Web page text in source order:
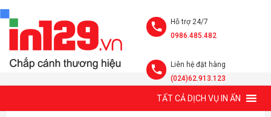
Hỗ trợ 24/7
0986.485.482
Liên hệ đặt hàng
(024)62.913.123
TẤT CẢ DỊCH VỤ IN ẤN
MẪU HÓA ĐƠN PHIM CÁCH NHIỆT LLUMAR ĐẸP VÀ TINH TẾ